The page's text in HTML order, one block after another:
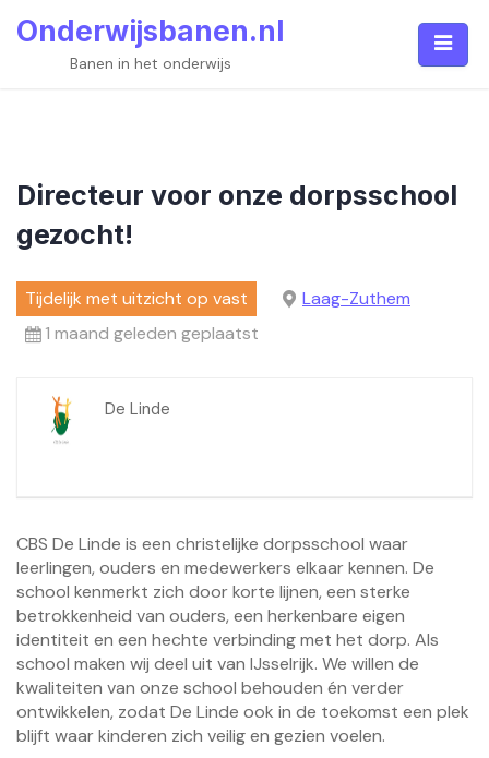
Onderwijsbanen.nl
Banen in het onderwijs
Directeur voor onze dorpsschool
gezocht!
Tijdelijk met uitzicht op vast
Laag-Zuthem
1 maand geleden geplaatst
De Linde
CBS De Linde is een christelijke dorpsschool waar
leerlingen, ouders en medewerkers elkaar kennen. De
school kenmerkt zich door korte lijnen, een sterke
betrokkenheid van ouders, een herkenbare eigen
identiteit en een hechte verbinding met het dorp. Als
school maken wij deel uit van IJsselrijk. We willen de
kwaliteiten van onze school behouden én verder
ontwikkelen, zodat De Linde ook in de toekomst een plek
blijft waar kinderen zich veilig en gezien voelen.